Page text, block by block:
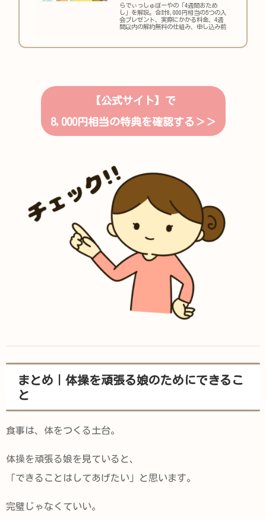
らでぃっしゅぼーやの「4週間おため
し」を解説。合計8,000円相当の5つの入
会プレゼント、実際にかかる料金、4週
間以内の解約無料の仕組み、申し込み前
【公式サイト】で
8,000円相当の特典を確認する＞＞
まとめ｜体操を頑張る娘のためにできるこ
と
食事は、体をつくる土台。
体操を頑張る娘を見ていると、
「できることはしてあげたい」と思います。
完璧じゃなくていい。